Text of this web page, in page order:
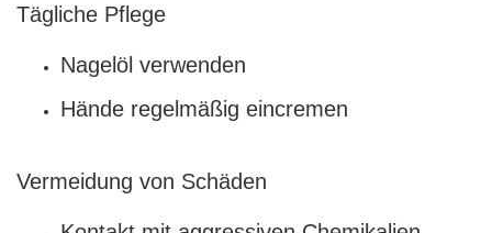
Tägliche Pflege
Nagelöl verwenden
Hände regelmäßig eincremen
Vermeidung von Schäden